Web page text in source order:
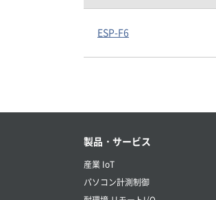
ESP-F6
製品・サービス
産業 IoT
パソコン計測制御